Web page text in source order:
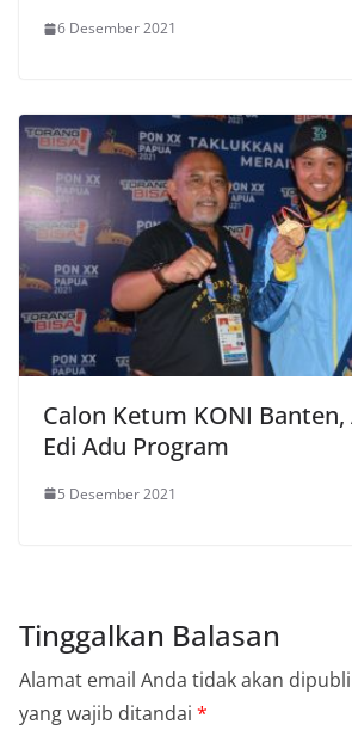
6 Desember 2021
Calon Ketum KONI Banten,
Edi Adu Program
5 Desember 2021
Tinggalkan Balasan
Alamat email Anda tidak akan
yang wajib ditandai *